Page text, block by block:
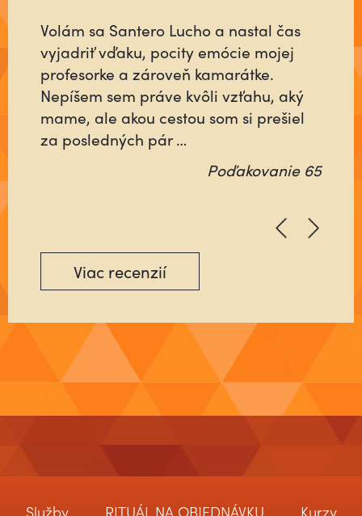
Volám sa Santero Lucho a nastal čas
vyjadriť vďaku, pocity emócie mojej
profesorke a zároveň kamarátke.
Nepíšem sem práve kvôli vzťahu, aký
mame, ale akou cestou som si prešiel
za posledných pár …
Poďakovanie 65
Už ste niekedy stretli človeka, ktorý sa
pre vás do niečoho vloží tak, ako keby
šlo o jeho najbližších alebo o neho
samého? Ktorý nebude rátať čas, ani
energiu minutú vo váš prospech, ale
pôjde na …
Poďakovanie 64
Viac recenzií
Služby RITUÁL NA OBJEDNÁVKU Kurzy